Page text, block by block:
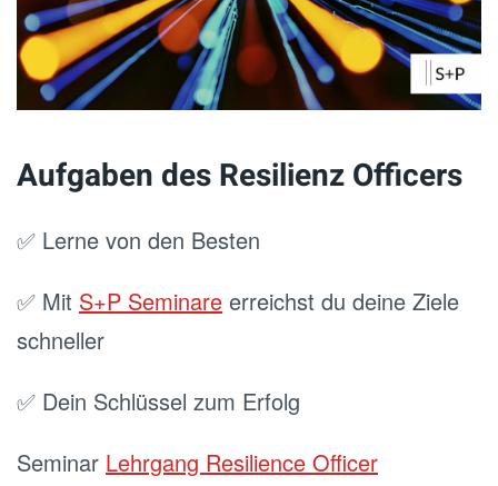
Aufgaben des Resilienz Officers
✅ Lerne von den Besten
✅ Mit S+P Seminare erreichst du deine Ziele
schneller
✅ Dein Schlüssel zum Erfolg
Seminar Lehrgang Resilience Officer